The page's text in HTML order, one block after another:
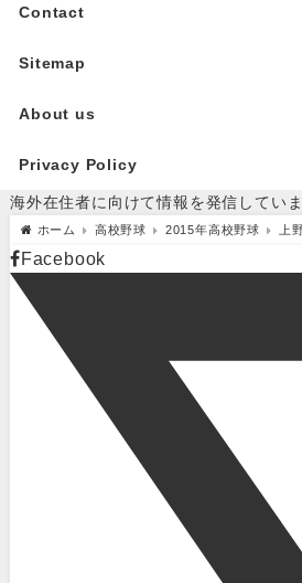
Contact
Sitemap
About us
Privacy Policy
海外在住者に向けて情報を発信していま
ホーム 高校野球 2015年高校野球 上
Facebook